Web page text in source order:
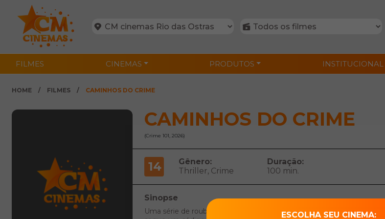
FILMES CINEMAS PRODUTOS INSTITUCIONAL
HOME FILMES CAMINHOS DO CRIME
CAMINHOS DO CRIME
(Crime 101, 2026)
14
Gênero:
Thriller, Crime
Duração:
100 min.
Sinopse
Uma série de roubos de joias de alto nível na Pacific Coast Highway
ESCOLHA SEU CINEMA: